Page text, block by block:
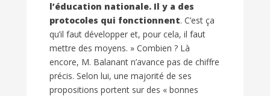
l’éducation nationale. Il y a des
protocoles qui fonctionnent. C’est ça
qu’il faut développer et, pour cela, il faut
mettre des moyens. » Combien ? Là
encore, M. Balanant n’avance pas de chiffre
précis. Selon lui, une majorité de ses
propositions portent sur des « bonnes